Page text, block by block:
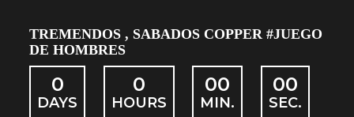
TREMENDOS , SABADOS COPPER #JUEGO
DE HOMBRES
0
DAYS
0
HOURS
00
MIN.
00
SEC.